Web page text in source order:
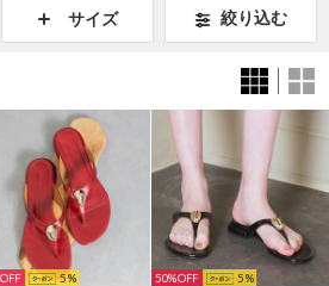
サイズ 絞り込む
5 50% 5